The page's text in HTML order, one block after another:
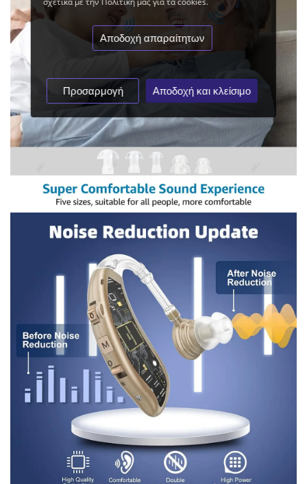
Αποδοχή απαραίτητων
Προσαρμογή Αποδοχή και κλείσιμο